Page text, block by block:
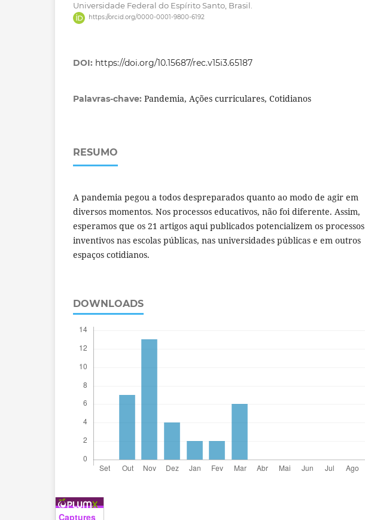
Universidade Federal do Espírito Santo, Brasil.
https://orcid.org/0000-0001-9800-6192
DOI: https://doi.org/10.15687/rec.v15i3.65187
Palavras-chave: Pandemia, Ações curriculares, Cotidianos
RESUMO
A pandemia pegou a todos despreparados quanto ao modo de agir em
diversos momentos. Nos processos educativos, não foi diferente. Assim,
esperamos que os 21 artigos aqui publicados potencializem os processos
inventivos nas escolas públicas, nas universidades públicas e em outros
espaços cotidianos.
DOWNLOADS
Captures